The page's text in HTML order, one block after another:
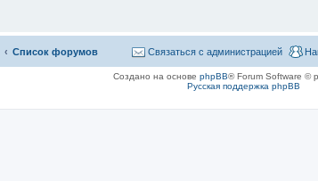
Список форумов Связаться с администрацией
Создано на основе phpBB® Forum Software ©
Русская поддержка phpBB